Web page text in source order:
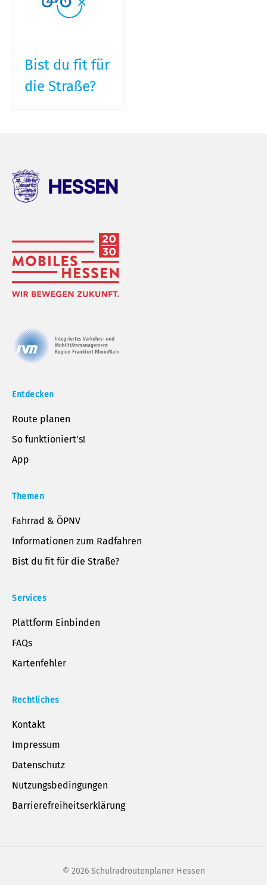
Bist du fit für
die Straße?
Entdecken
Route planen
So funktioniert's!
App
Themen
Fahrrad & ÖPNV
Informationen zum Radfahren
Bist du fit für die Straße?
Services
Plattform Einbinden
FAQs
Kartenfehler
Rechtliches
Kontakt
Impressum
Datenschutz
Nutzungsbedingungen
Barrierefreiheitserklärung
© 2026Schulradroutenplaner Hessen